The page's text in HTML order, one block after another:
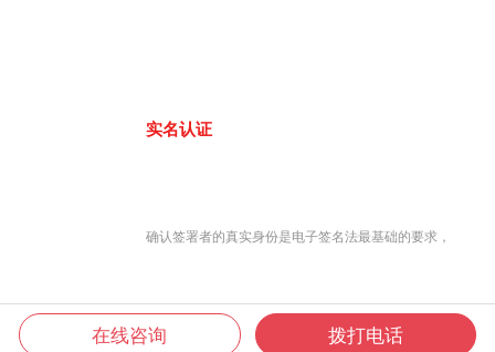
实名认证
确认签署者的真实身份是电子签名法最基础的要求，
在线咨询 拨打电话